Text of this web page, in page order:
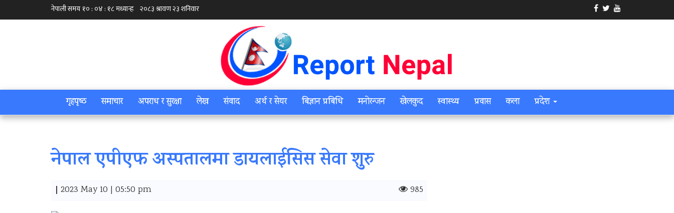
गृहपृष्‍ठ समाचार अपराध र सुरक्षा लेख संवाद अर्थ र सेयर बिज्ञान प्रबिधि मनोरन्जन खेलकुद स्वास्थ्य प्रवास कला प्रदेश
नेपाल एपीएफ अस्पतालमा डायलाईसिस सेवा शुरु
| 2023 May 10 | 05:50 pm 985